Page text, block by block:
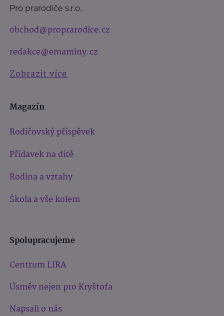
Pro prarodiče s.r.o.
obchod@proprarodice.cz
redakce@emaminy.cz
Zobrazit více
Magazín
Rodičovský příspěvek
Přídavek na dítě
Rodina a vztahy
Škola a vše kolem
Spolupracujeme
Centrum LIRA
Úsměv nejen pro Kryštofa
Napsali o nás